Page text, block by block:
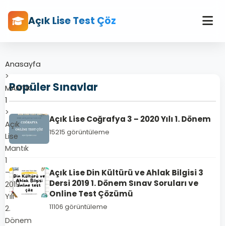
Açık Lise Test Çöz
Anasayfa
>
MANTIK
1
>
Açık
Lise
Mantık
1
–
2019
Yılı
2.
Dönem
Popüler Sınavlar
Açık Lise Coğrafya 3 – 2020 Yılı 1. Dönem
15215 görüntüleme
Açık Lise Din Kültürü ve Ahlak Bilgisi 3
Dersi 2019 1. Dönem Sınav Soruları ve
Online Test Çözümü
11106 görüntüleme